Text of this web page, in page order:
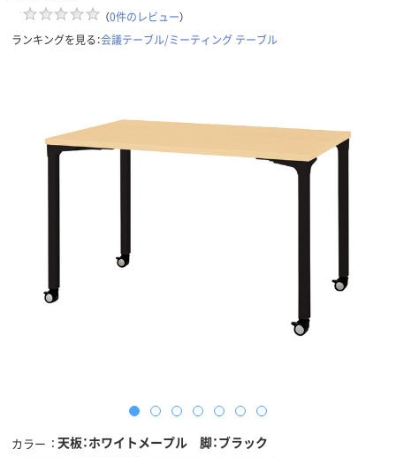
（0件のレビュー）
ランキングを見る：会議テーブル/ミーティング テーブル
カラー 天板：ホワイトメープル 脚：ブラック